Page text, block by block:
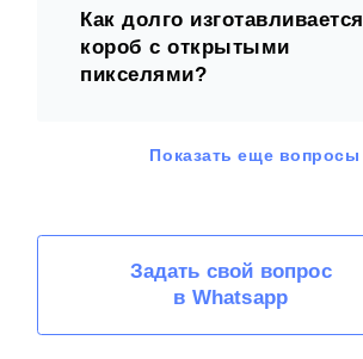
Как долго изготавливается
короб с открытыми
пикселями?
Показать еще вопросы
Задать свой вопрос
в Whatsapp